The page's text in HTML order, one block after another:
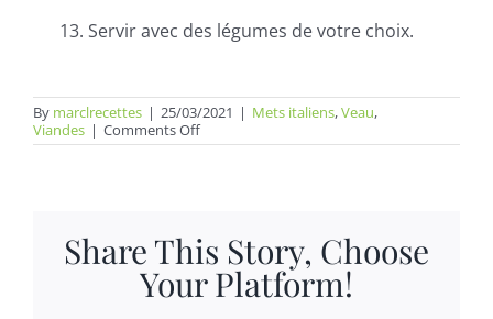
Servir avec des légumes de votre choix.
By marclrecettes | 25/03/2021 | Mets italiens,Veau,
Viandes | Comments Offon
Médaillon
Share This Story, Choose
Your Platform!